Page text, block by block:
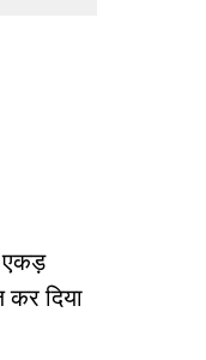
एकड़
दिया